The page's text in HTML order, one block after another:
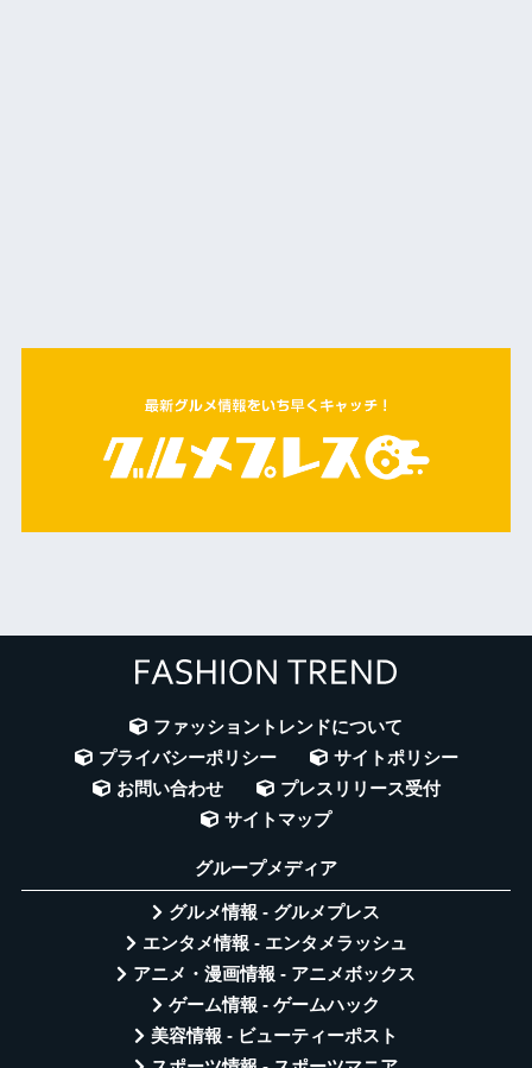
ファッショントレンドについて
プライバシーポリシー
サイトポリシー
お問い合わせ
プレスリリース受付
サイトマップ
グループメディア
グルメ情報 - グルメプレス
エンタメ情報 - エンタメラッシュ
アニメ・漫画情報 - アニメボックス
ゲーム情報 - ゲームハック
美容情報 - ビューティーポスト